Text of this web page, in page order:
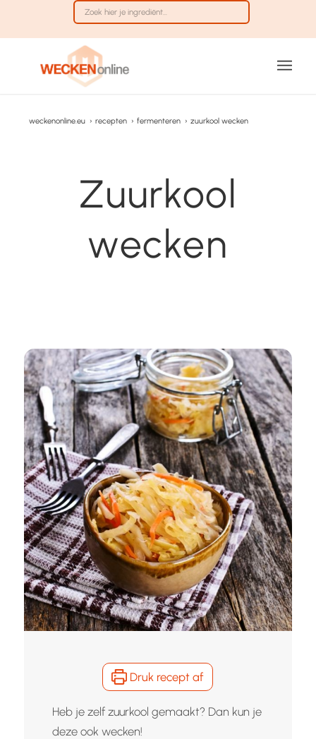
weckenonline.eu › recepten › fermenteren › zuurkool wecken
Zuurkool
wecken
Druk recept af
Heb je zelf zuurkool gemaakt? Dan kun je
deze ook wecken!